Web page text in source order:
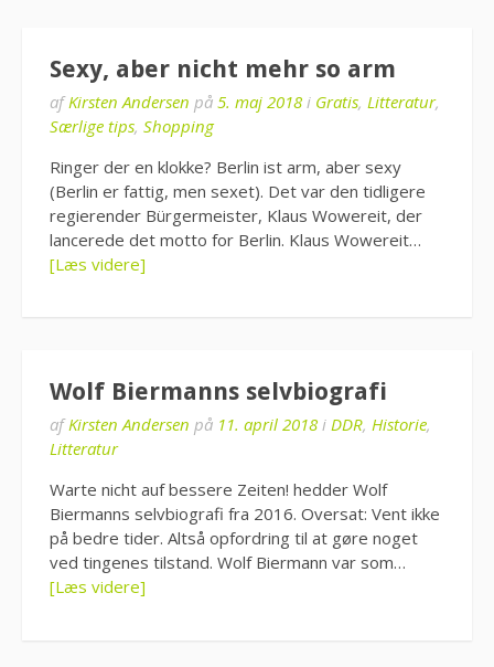
Sexy, aber nicht mehr so arm
afKirsten Andersen på 5. maj 2018 i Gratis, Litteratur,
Særlige tips, Shopping
Ringer der en klokke? Berlin ist arm, aber sexy
(Berlin er fattig, men sexet). Det var den tidligere
regierender Bürgermeister, Klaus Wowereit, der
lancerede det motto for Berlin. Klaus Wowereit…
[Læs videre]
Wolf Biermanns selvbiografi
afKirsten Andersen på 11. april 2018 i DDR, Historie,
Litteratur
Warte nicht auf bessere Zeiten! hedder Wolf
Biermanns selvbiografi fra 2016. Oversat: Vent ikke
på bedre tider. Altså opfordring til at gøre noget
ved tingenes tilstand. Wolf Biermann var som…
[Læs videre]